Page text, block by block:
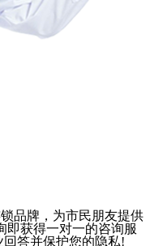
品牌，为市民朋友提供
即获得一对一的咨询服
答并保护您的隐私!